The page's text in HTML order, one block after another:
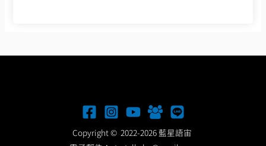
Copyright © 2022-2026 藍星語宙